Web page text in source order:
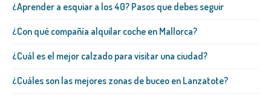
¿Aprender a esquiar a los 40? Pasos que debes seguir
¿Con qué compañía alquilar coche en Mallorca?
¿Cuál es el mejor calzado para visitar una ciudad?
¿Cuáles son las mejores zonas de buceo en Lanzatote?